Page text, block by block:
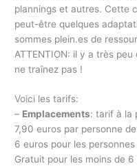
plannings et autres. Cette
peut-être quelques
sommes plein.es de
ATTENTION: il y a très
ne traînez pas !
Voici les tarifs:
– Emplacements: tarif à la
7,90 euros par personne
6 euros pour les
Gratuit pour les moins de 6